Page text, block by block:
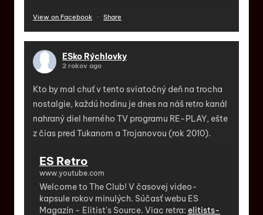
View on Facebook · Share
ESko Rýchlovky
2 rokov ago
Kto by mal chuť v tento sviatočný deň na trocha
nostalgie, každú hodinu je dnes na náš retro kanál
nahraný diel herného TV programu RE-PLAY, ešte
z čias pred Tukanom a Trojanovou (rok 2010).
ES Retro
www.youtube.com
Welcome to The Club! V časovej video-
kapsule rokov minulých. Súčasť webu ES
Magazín - Elitist's Source. Viac retra: elitists-